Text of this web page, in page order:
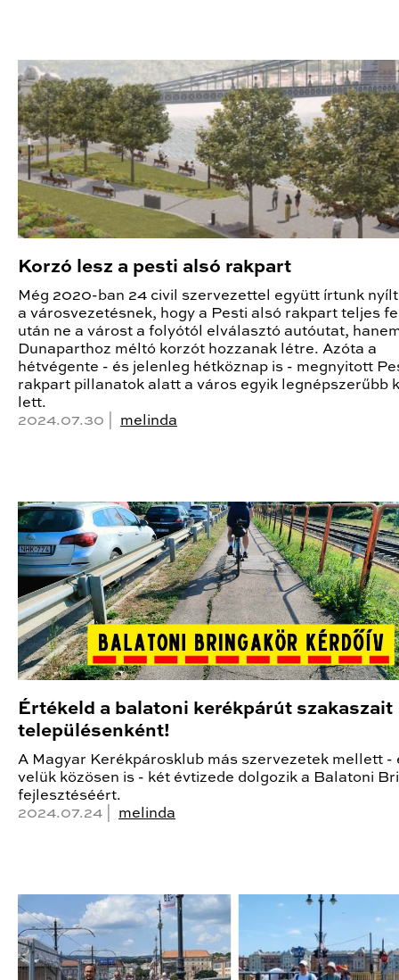
Korzó lesz a pesti alsó rakpart
Még 2020-ban 24 civil szervezettel együtt írtunk
a városvezetésnek, hogy a Pesti alsó rakpart teljes
után ne a várost a folyótól elválasztó autóutat,
Dunaparthoz méltó korzót hozzanak létre. Azóta a
hétvégente - és jelenleg hétköznap is - megnyitott
rakpart pillanatok alatt a város egyik legnépszerűbb
lett.
2024.07.30 | melinda
Értékeld a balatoni kerékpárút szakaszait
településenként!
A Magyar Kerékpárosklub más szervezetek mellett -
velük közösen is - két évtizede dolgozik a Balatoni
fejlesztéséért.
2024.07.24 | melinda